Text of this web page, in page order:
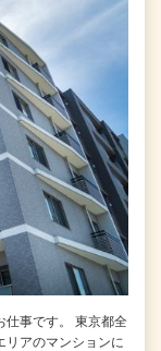
仕事です。 東京都全
リアのマンションに